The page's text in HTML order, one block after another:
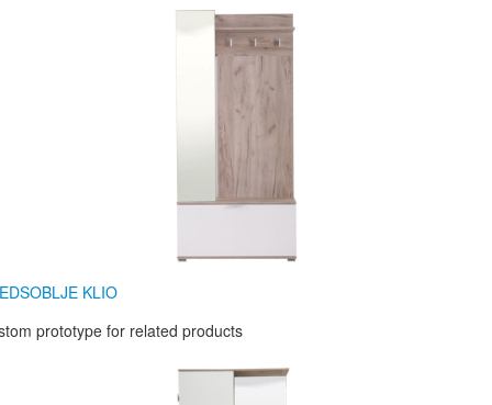
KLIO
prototype for related products